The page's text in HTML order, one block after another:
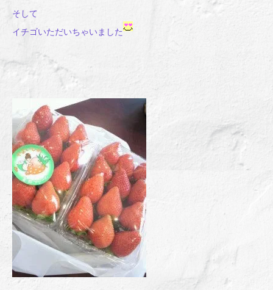
そして
イチゴいただいちゃいました